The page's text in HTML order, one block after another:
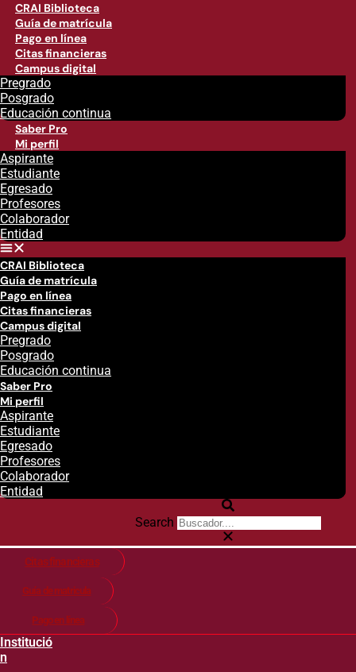
CRAI Biblioteca
Guía de matrícula
Pago en línea
Citas financieras
Campus digital
Pregrado
Posgrado
Educación continua
Saber Pro
Mi perfil
Aspirante
Estudiante
Egresado
Profesores
Colaborador
Entidad
CRAI Biblioteca
Guía de matrícula
Pago en línea
Citas financieras
Campus digital
Pregrado
Posgrado
Educación continua
Saber Pro
Mi perfil
Aspirante
Estudiante
Egresado
Profesores
Colaborador
Entidad
Search
Citas financieras
Guía de matricula
Pago en línea
Institució
n